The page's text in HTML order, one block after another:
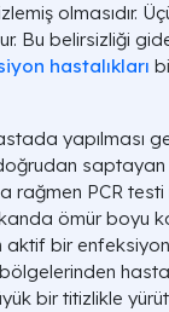
olmasıdır.
Bu belirsizliği
hastalıkları
yapılması
saptayan
rağmen PCR
ömür boyu
bir
bölgelerinden
bir titizlikle